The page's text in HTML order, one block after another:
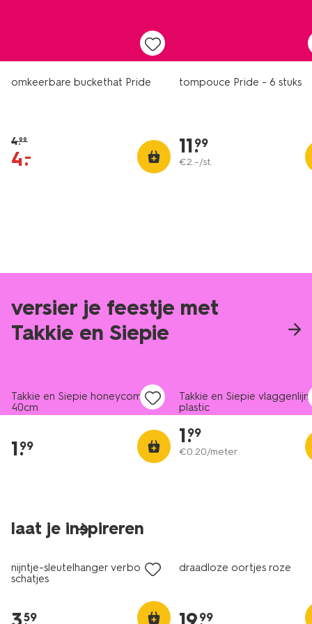
omkeerbare buckethat Pride
4.99
4.
–
tompouce Pride - 6 stuks
11.
99
€2.–/st.
versier je feestje met
Takkie en Siepie
Takkie en Siepie honeycomb
40cm
1.
99
Takkie en Siepie vlaggenlijn
plastic
1.
99
€0.20/meter
laat je inspireren
nieuw
nijntje-sleutelhanger verborgen
schatjes
59
draadloze oortjes roze
99